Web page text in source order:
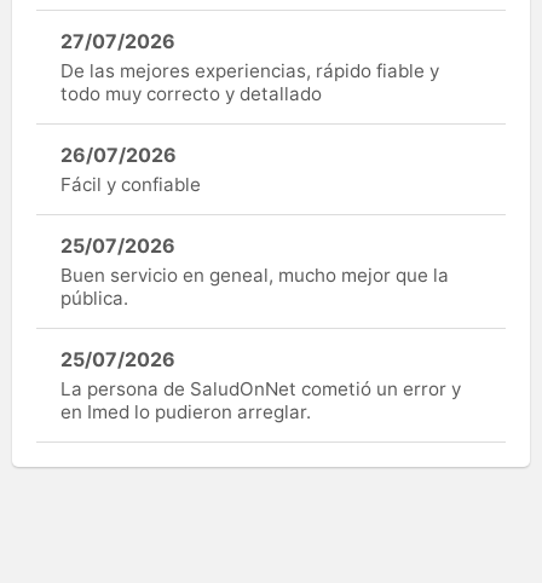
27/07/2026
De las mejores experiencias, rápido fiable y
todo muy correcto y detallado
26/07/2026
Fácil y confiable
25/07/2026
Buen servicio en geneal, mucho mejor que la
pública.
25/07/2026
La persona de SaludOnNet cometió un error y
en Imed lo pudieron arreglar.